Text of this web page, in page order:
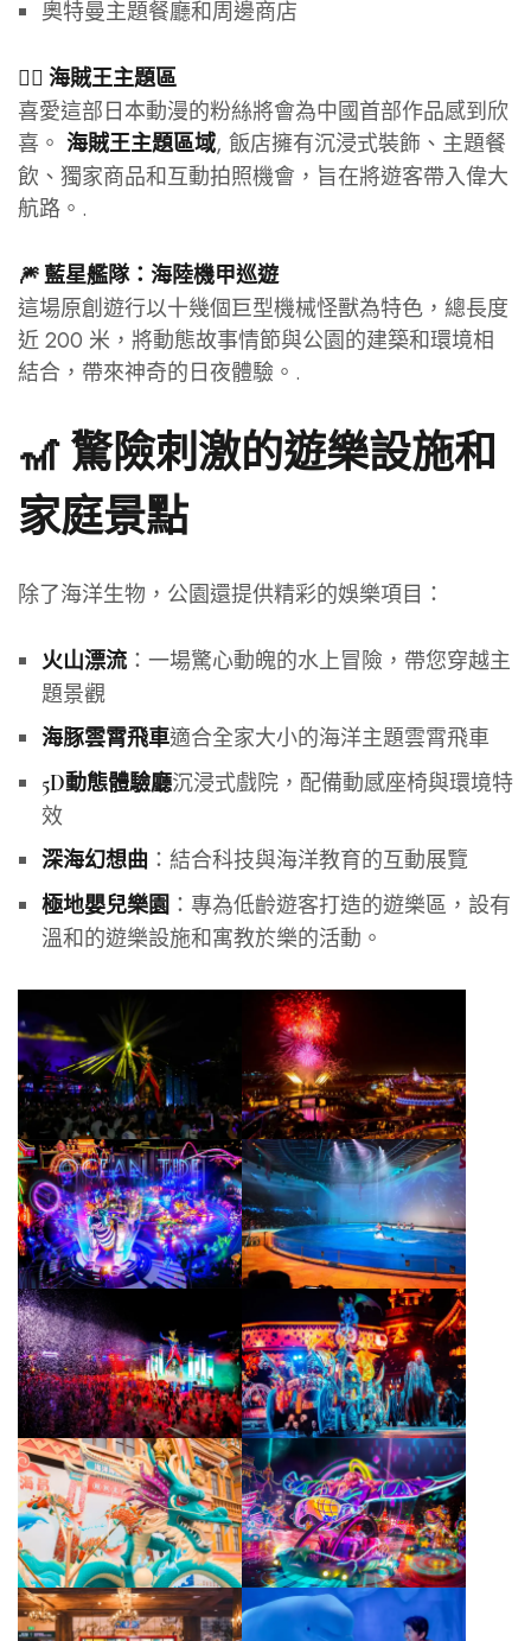
奧特曼主題餐廳和周邊商店
🏴‍☠️ 海賊王主題區
喜愛這部日本動漫的粉絲將會為中國首部作品感到欣
喜。 海賊王主題區域, 飯店擁有沉浸式裝飾、主題餐
飲、獨家商品和互動拍照機會，旨在將遊客帶入偉大
航路。.
🎆 藍星艦隊：海陸機甲巡遊
這場原創遊行以十幾個巨型機械怪獸為特色，總長度
近 200 米，將動態故事情節與公園的建築和環境相
結合，帶來神奇的日夜體驗。.
🎢 驚險刺激的遊樂設施和
家庭景點
除了海洋生物，公園還提供精彩的娛樂項目：
火山漂流：一場驚心動魄的水上冒險，帶您穿越主
題景觀
海豚雲霄飛車適合全家大小的海洋主題雲霄飛車
5D動態體驗廳沉浸式戲院，配備動感座椅與環境特
效
深海幻想曲 ：結合科技與海洋教育的互動展覽
極地嬰兒樂園 ：專為低齡遊客打造的遊樂區，設有
溫和的遊樂設施和寓教於樂的活動。